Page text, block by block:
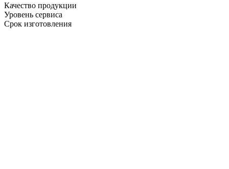
Качество продукции
Уровень сервиса
Срок изготовления